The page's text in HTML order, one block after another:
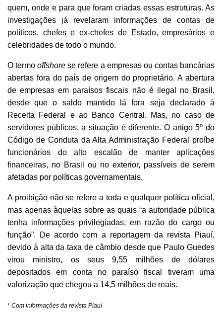
quem, onde e para que foram criadas essas estruturas. As
investigações já revelaram informações de contas de
políticos, chefes e ex-chefes de Estado, empresários e
celebridades de todo o mundo.
O termooffshore se refere a empresas ou contas bancárias
abertas fora do país de origem do proprietário. A abertura
de empresas em paraísos fiscais não é ilegal no Brasil,
desde que o saldo mantido lá fora seja declarado à
Receita Federal e ao Banco Central. Mas, no caso de
servidores públicos, a situação é diferente. O artigo 5º do
Código de Conduta da Alta Administração Federal proíbe
funcionários do alto escalão de manter aplicações
financeiras, no Brasil ou no exterior, passíveis de serem
afetadas por políticas governamentais.
A proibição não se refere a toda e qualquer política oficial,
mas apenas àquelas sobre as quais “a autoridade pública
tenha informações privilegiadas, em razão do cargo ou
função”. De acordo com a reportagem da revista Piauí,
devido à alta da taxa de câmbio desde que Paulo Guedes
virou ministro, os seus 9,55 milhões de dólares
depositados em conta no paraíso fiscal tiveram uma
valorização que chegou a 14,5 milhões de reais.
* Com informações da revista Piauí